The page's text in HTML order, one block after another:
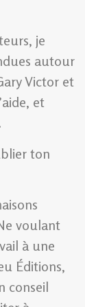
je
autour
Victor et
et
ton
voulant
à une
Éditions,
conseil